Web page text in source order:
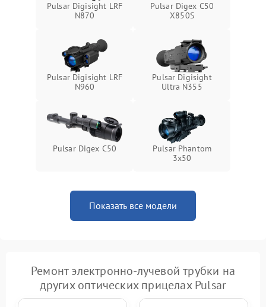
Pulsar Digisight LRF
N870
Pulsar Digex C50
X850S
Pulsar Digisight LRF
N960
Pulsar Digisight
Ultra N355
Pulsar Digex C50
Pulsar Phantom
3x50
Показать все модели
Ремонт электронно-лучевой трубки на
других оптических прицелах Pulsar